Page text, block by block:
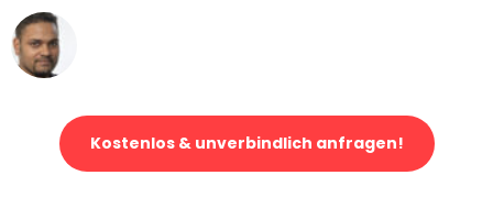
Kostenlos & unverbindlich anfragen!